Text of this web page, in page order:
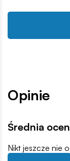
Opinie
Średnia
Nikt jeszcze nie